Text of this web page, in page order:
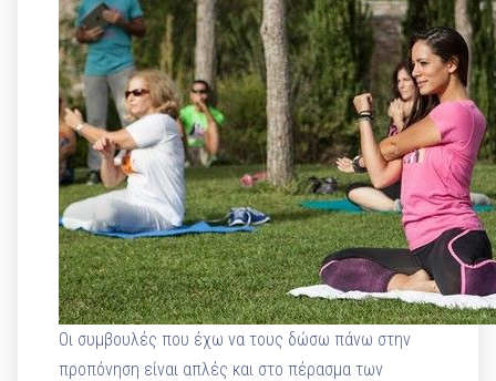
Οι συμβουλές που έχω να τους δώσω πάνω στην
προπόνηση είναι απλές και στο πέρασμα των